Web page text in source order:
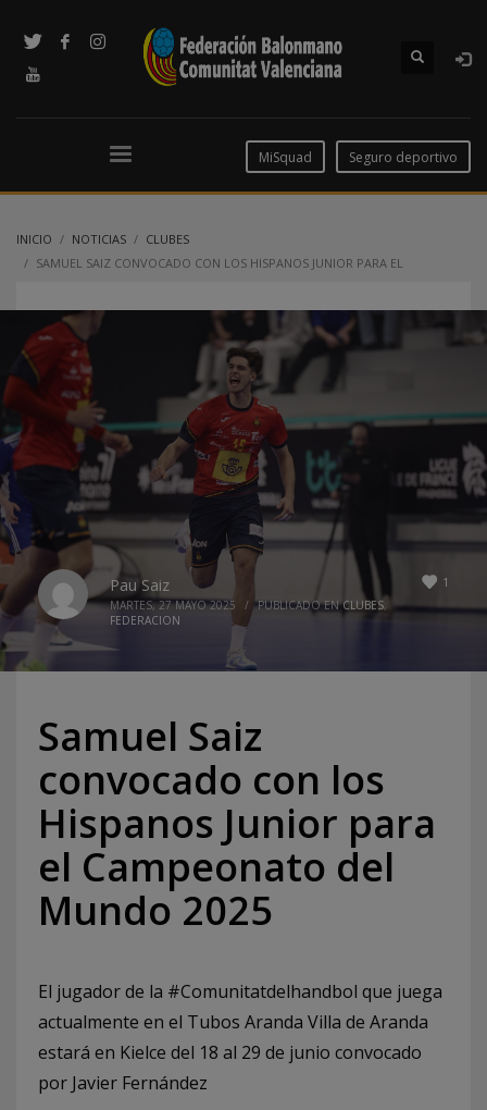
MiSquad Seguro deportivo
INICIO NOTICIAS
CLUBES
SAMUEL SAIZ CONVOCADO CON LOS HISPANOS JUNIOR PARA EL
1
Pau Saiz
MARTES, 27 MAYO 2025 / PUBLICADO ENCLUBES,
FEDERACION
Samuel Saiz
convocado con los
Hispanos Junior para
el Campeonato del
Mundo 2025
El jugador de la #Comunitatdelhandbol que juega
actualmente en el Tubos Aranda Villa de Aranda
estará en Kielce del 18 al 29 de junio convocado
por Javier Fernández